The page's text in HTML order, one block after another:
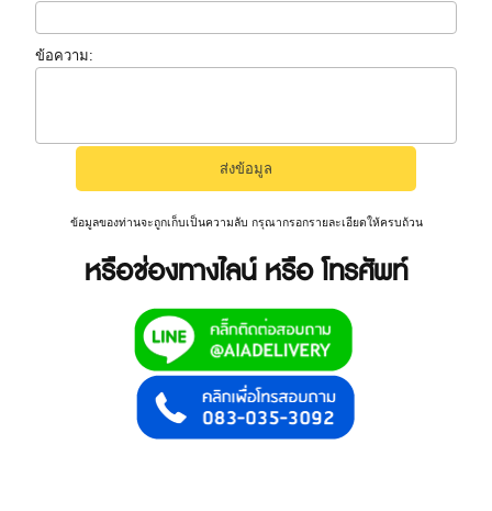
ข้อความ:
ข้อมูลของท่านจะถูกเก็บเป็นความลับ กรุณากรอกรายละเอียดให้ครบถ้วน
หรือช่องทางไลน์ หรือ โทรศัพท์